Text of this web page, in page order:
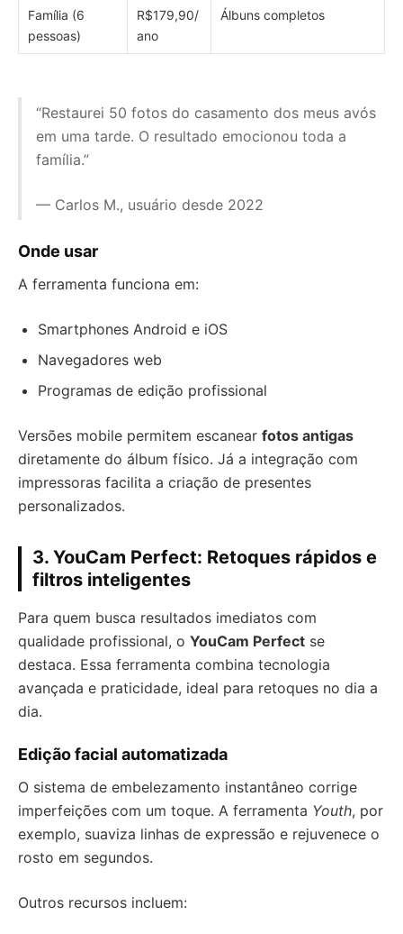
Família (6
pessoas)
R$179,90/
ano
Álbuns completos
“Restaurei 50 fotos do casamento dos meus avós
em uma tarde. O resultado emocionou toda a
família.”
— Carlos M., usuário desde 2022
Onde usar
A ferramenta funciona em:
Smartphones Android e iOS
Navegadores web
Programas de edição profissional
Versões mobile permitem escanear fotos antigas
diretamente do álbum físico. Já a integração com
impressoras facilita a criação de presentes
personalizados.
3. YouCam Perfect: Retoques rápidos e
filtros inteligentes
Para quem busca resultados imediatos com
qualidade profissional, o YouCam Perfect se
destaca. Essa ferramenta combina tecnologia
avançada e praticidade, ideal para retoques no dia a
dia.
Edição facial automatizada
O sistema de embelezamento instantâneo corrige
imperfeições com um toque. A ferramenta Youth, por
exemplo, suaviza linhas de expressão e rejuvenece o
rosto em segundos.
Outros recursos incluem: